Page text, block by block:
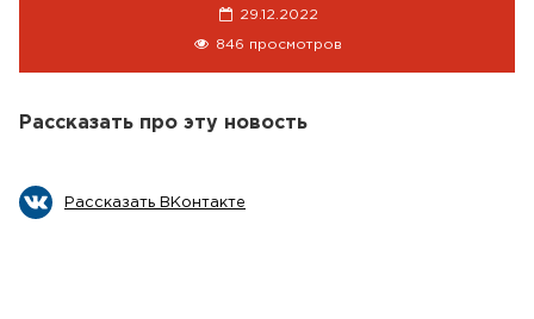
29.12.2022
846 просмотров
Рассказать про эту новость
Рассказать ВКонтакте